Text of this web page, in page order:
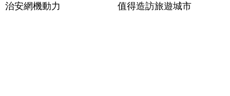
治安網機動力
值得造訪旅遊城市